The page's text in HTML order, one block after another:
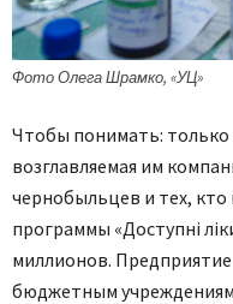
Фото Олега Шрамко, «УЦ»
Чтобы понимать: только
возглавляемая им
чернобыльцев и тех,
программы «Доступні
миллионов.
бюджетным учреждениям